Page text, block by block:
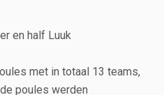
en half Luuk
met in totaal 13 teams,
poules werden